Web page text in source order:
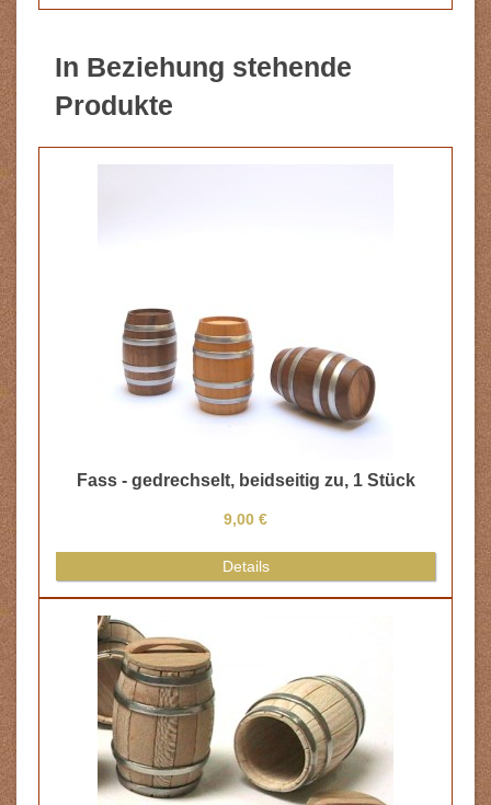
In Beziehung stehende
Produkte
Fass - gedrechselt, beidseitig zu, 1 Stück
9,00 €
Details